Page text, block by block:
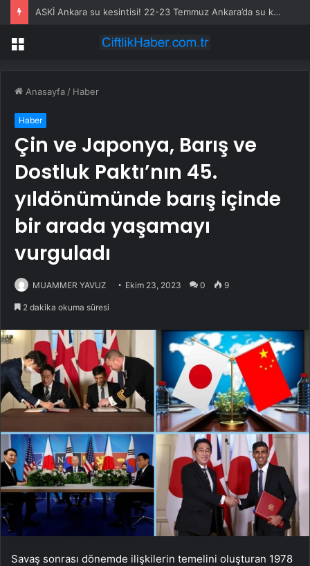
ASKİ Ankara su kesintisi! 22-23 Temmuz Ankara’da su kesintisi ne zaman bitecek, sular ne zaman gelecek?
Menü
Anasayfa / Haber
Haber
Çin ve Japonya, Barış ve
Dostluk Paktı’nın 45.
yıldönümünde barış içinde
bir arada yaşamayı
vurguladı
MUAMMER YAVUZ Ekim 23, 2023 0 9
2 dakika okuma süresi
Savaş sonrası dönemde ilişkilerin temelini oluşturan 1978